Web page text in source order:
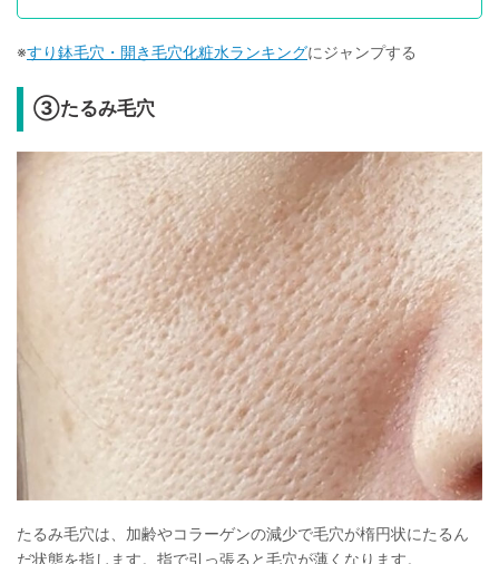
※すり鉢毛穴・開き毛穴化粧水ランキングにジャンプする
③たるみ毛穴
たるみ毛穴は、加齢やコラーゲンの減少で毛穴が楕円状にたるん
だ状態を指します。指で引っ張ると毛穴が薄くなります。